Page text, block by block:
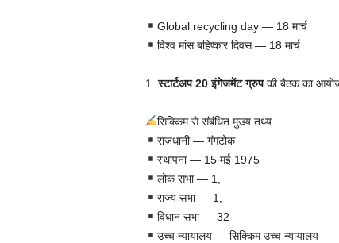
Global recycling day — 18 मार्च
विश्व मांस बहिष्कार दिवस — 18 मार्च
1.स्टार्टअप 20 इंगेजमेंट ग्रुपकी बैठक का
सिक्किम से संबंधित मुख्य तथ्य
राजधानी — गंगटोक
स्थापना — 15 मई 1975
लोक सभा — 1,
राज्य सभा — 1,
विधान सभा — 32
उच्च न्यायालय — सिक्किम उच्च न्यायालय